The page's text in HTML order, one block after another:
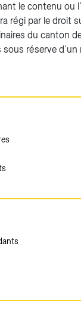
le contenu ou
régi par le droit
du canton
réserve d’un